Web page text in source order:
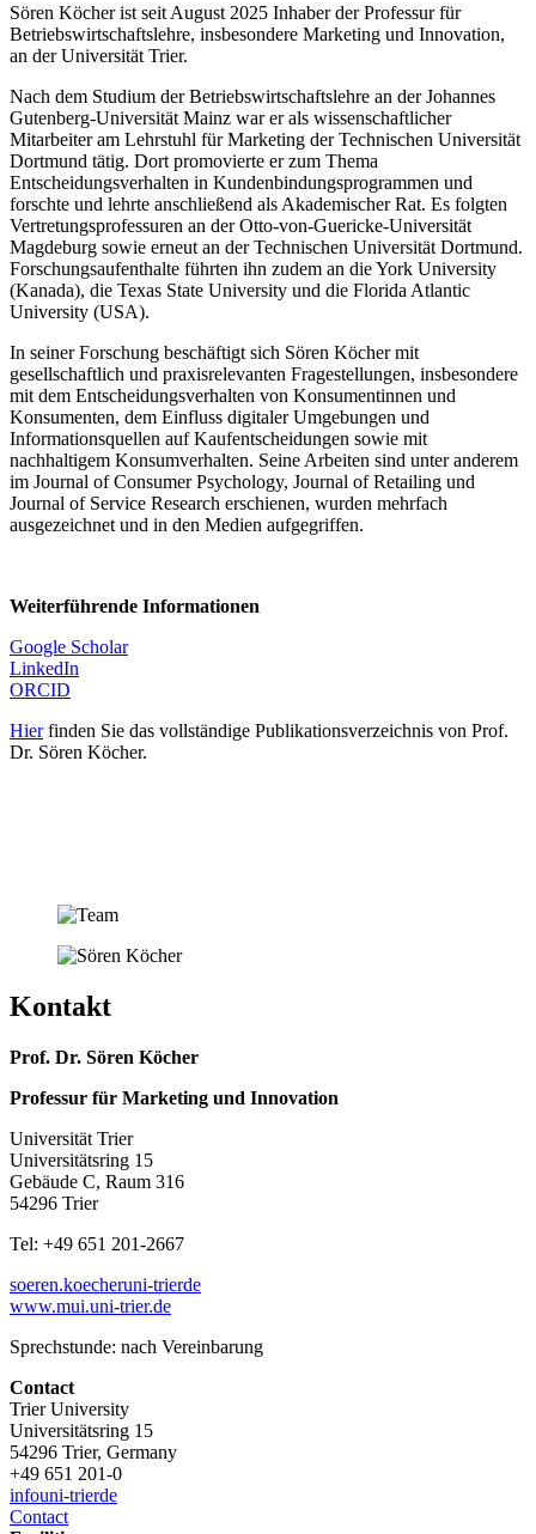
Sören Köcher ist seit August 2025 Inhaber der Professur für
Betriebswirtschaftslehre, insbesondere Marketing und Innovation,
an der Universität Trier.
Nach dem Studium der Betriebswirtschaftslehre an der Johannes
Gutenberg-Universität Mainz war er als wissenschaftlicher
Mitarbeiter am Lehrstuhl für Marketing der Technischen Universität
Dortmund tätig. Dort promovierte er zum Thema
Entscheidungsverhalten in Kundenbindungsprogrammen und
forschte und lehrte anschließend als Akademischer Rat. Es folgten
Vertretungsprofessuren an der Otto-von-Guericke-Universität
Magdeburg sowie erneut an der Technischen Universität Dortmund.
Forschungsaufenthalte führten ihn zudem an die York University
(Kanada), die Texas State University und die Florida Atlantic
University (USA).
In seiner Forschung beschäftigt sich Sören Köcher mit
gesellschaftlich und praxisrelevanten Fragestellungen, insbesondere
mit dem Entscheidungsverhalten von Konsumentinnen und
Konsumenten, dem Einfluss digitaler Umgebungen und
Informationsquellen auf Kaufentscheidungen sowie mit
nachhaltigem Konsumverhalten. Seine Arbeiten sind unter anderem
im Journal of Consumer Psychology, Journal of Retailing und
Journal of Service Research erschienen, wurden mehrfach
ausgezeichnet und in den Medien aufgegriffen.
Weiterführende Informationen
Google Scholar
LinkedIn
ORCID
Hierfinden Sie das vollständige Publikationsverzeichnis von Prof.
Dr. Sören Köcher.
Kontakt
Prof. Dr. Sören Köcher
Professur für Marketing und Innovation
Universität Trier
Universitätsring 15
Gebäude C, Raum 316
54296 Trier
Tel: +49 651 201-2667
soeren.koecheruni-trierde
www.mui.uni-trier.de
Sprechstunde: nach Vereinbarung
Contact
Trier University
Universitätsring 15
54296 Trier, Germany
+49 651 201-0
infouni-trierde
Contact